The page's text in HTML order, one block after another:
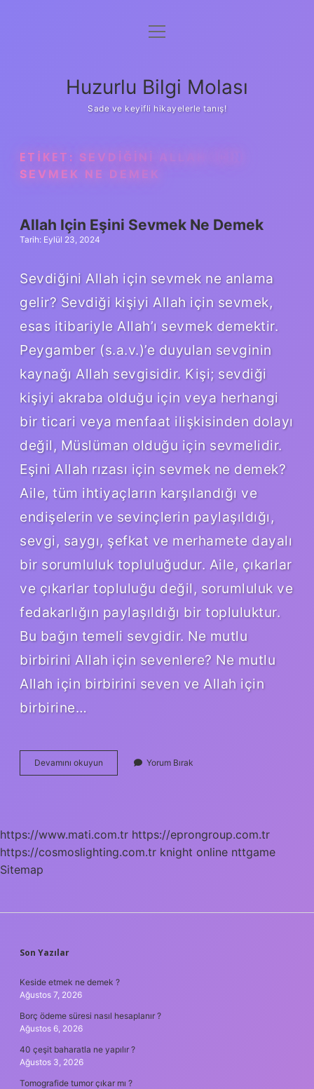
Anasayfa
Yasal Uyarı
menüyü
Huzurlu Bilgi Molası
Sade ve keyifli hikayelerle tanış!
ETIKET: SEVDIĞINI ALLAH IÇIN
SEVMEK NE DEMEK
Allah Için Eşini Sevmek Ne Demek
Tarih: Eylül 23, 2024
Sevdiğini Allah için sevmek ne anlama
gelir? Sevdiği kişiyi Allah için sevmek,
esas itibariyle Allah’ı sevmek demektir.
Peygamber (s.a.v.)’e duyulan sevginin
kaynağı Allah sevgisidir. Kişi; sevdiği
kişiyi akraba olduğu için veya herhangi
bir ticari veya menfaat ilişkisinden dolayı
değil, Müslüman olduğu için sevmelidir.
Eşini Allah rızası için sevmek ne demek?
Aile, tüm ihtiyaçların karşılandığı ve
endişelerin ve sevinçlerin paylaşıldığı,
sevgi, saygı, şefkat ve merhamete dayalı
bir sorumluluk topluluğudur. Aile, çıkarlar
ve çıkarlar topluluğu değil, sorumluluk ve
fedakarlığın paylaşıldığı bir topluluktur.
Bu bağın temeli sevgidir. Ne mutlu
birbirini Allah için sevenlere? Ne mutlu
Allah için birbirini seven ve Allah için
birbirine…
Devamını okuyun
Için
Yorum Bırak
https://www.mati.com.tr https://eprongroup.com.tr
https://cosmoslighting.com.tr knight online nttgame
Sitemap
SIDEBAR
Son Yazılar
Keside etmek ne demek ?
Ağustos 7, 2026
Borç ödeme süresi nasıl hesaplanır ?
Ağustos 6, 2026
40 çeşit baharatla ne yapılır ?
Ağustos 3, 2026
Tomografide tumor çıkar mı ?